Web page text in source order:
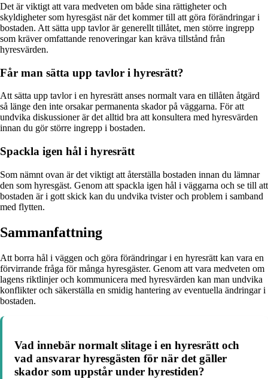
Det är viktigt att vara medveten om både sina rättigheter och
skyldigheter som hyresgäst när det kommer till att göra förändringar i
bostaden. Att sätta upp tavlor är generellt tillåtet, men större ingrepp
som kräver omfattande renoveringar kan kräva tillstånd från
hyresvärden.
Får man sätta upp tavlor i hyresrätt?
Att sätta upp tavlor i en hyresrätt anses normalt vara en tillåten åtgärd
så länge den inte orsakar permanenta skador på väggarna. För att
undvika diskussioner är det alltid bra att konsultera med hyresvärden
innan du gör större ingrepp i bostaden.
Spackla igen hål i hyresrätt
Som nämnt ovan är det viktigt att återställa bostaden innan du lämnar
den som hyresgäst. Genom att spackla igen hål i väggarna och se till att
bostaden är i gott skick kan du undvika tvister och problem i samband
med flytten.
Sammanfattning
Att borra hål i väggen och göra förändringar i en hyresrätt kan vara en
förvirrande fråga för många hyresgäster. Genom att vara medveten om
lagens riktlinjer och kommunicera med hyresvärden kan man undvika
konflikter och säkerställa en smidig hantering av eventuella ändringar i
bostaden.
Vad innebär normalt slitage i en hyresrätt och
vad ansvarar hyresgästen för när det gäller
skador som uppstår under hyrestiden?